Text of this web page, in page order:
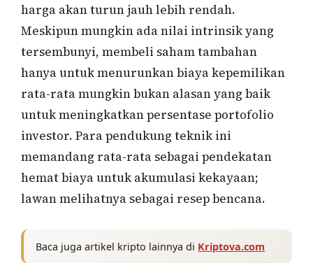
harga akan turun jauh lebih rendah.
Meskipun mungkin ada nilai intrinsik yang
tersembunyi, membeli saham tambahan
hanya untuk menurunkan biaya kepemilikan
rata-rata mungkin bukan alasan yang baik
untuk meningkatkan persentase portofolio
investor. Para pendukung teknik ini
memandang rata-rata sebagai pendekatan
hemat biaya untuk akumulasi kekayaan;
lawan melihatnya sebagai resep bencana.
Baca juga artikel kripto lainnya di Kriptova.com